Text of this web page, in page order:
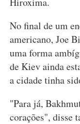
No final de um
americano, Joe
uma forma
de Kiev ainda
a cidade tinha
"Para já,
corações", disse